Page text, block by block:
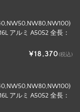
アルミ A5052 全長：
¥18,370(税込)
アルミ A5052 全長：